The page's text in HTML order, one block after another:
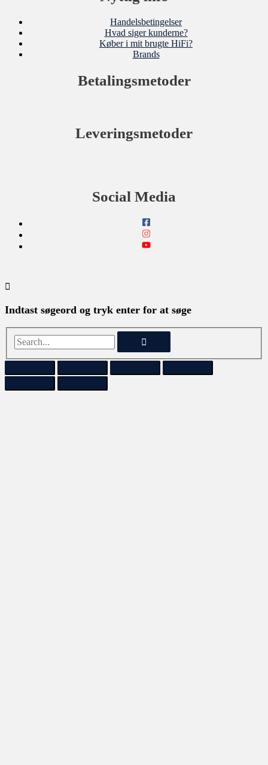
Handelsbetingelser
Hvad siger kunderne?
Køber i mit brugte HiFi?
Brands
Betalingsmetoder
Leveringsmetoder
Social Media
Indtast søgeord og tryk enter for at søge